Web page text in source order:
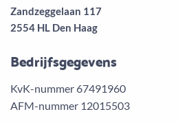
Zandzeggelaan 117
2554 HL Den Haag
Bedrijfsgegevens
KvK-nummer 67491960
AFM-nummer 12015503